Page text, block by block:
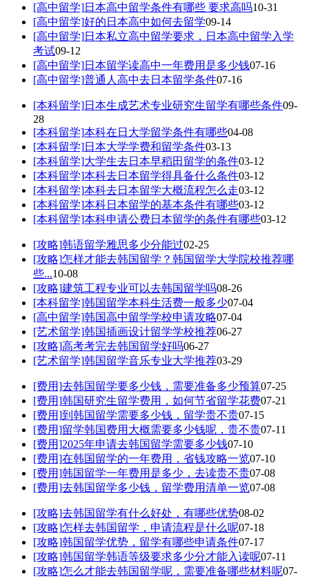
[高中留学]日本高中留学条件有哪些 要求高吗10-31
[高中留学]好的日本高中如何去留学09-14
[高中留学]日本私立高中留学要求，日本高中留学入学
考试09-12
[高中留学]日本留学读高中一年费用是多少钱07-16
[高中留学]普通人高中去日本留学条件07-16
[本科留学]日本生成艺术专业研究生留学有哪些条件09-
28
[本科留学]本科在日大学留学条件有哪些04-08
[本科留学]日本大学学费和留学条件03-13
[本科留学]大学生去日本早稻田留学的条件03-12
[本科留学]本科去日本留学得具备什么条件03-12
[本科留学]本科去日本留学大概流程怎么走03-12
[本科留学]本科日本留学的基本条件有哪些03-12
[本科留学]本科申请公费日本留学的条件有哪些03-12
[攻略]韩语留学雅思多少分能过02-25
[攻略]怎样才能去韩国留学？韩国留学大学院校推荐哪
些...10-08
[攻略]建筑工程专业可以去韩国留学吗08-26
[本科留学]韩国留学本科生活费一般多少07-04
[高中留学]韩国高中留学学校申请攻略07-04
[艺术留学]韩国插画设计留学学校推荐06-27
[攻略]高考考完去韩国留学好吗06-27
[艺术留学]韩国留学音乐专业大学推荐03-29
[费用]去韩国留学要多少钱，需要准备多少预算07-25
[费用]韩国研究生留学费用，如何节省留学花费07-21
[费用]到韩国留学需要多少钱，留学贵不贵07-15
[费用]留学韩国费用大概需要多少钱呢，贵不贵07-11
[费用]2025年申请去韩国留学需要多少钱07-10
[费用]在韩国留学的一年费用，省钱攻略一览07-10
[费用]韩国留学一年费用是多少，去读贵不贵07-08
[费用]去韩国留学多少钱，留学费用清单一览07-08
[攻略]去韩国留学有什么好处，有哪些优势08-02
[攻略]怎样去韩国留学，申请流程是什么呢07-18
[攻略]韩国留学优势，留学有哪些申请条件07-17
[攻略]韩国留学韩语等级要求多少分才能入读呢07-11
[攻略]怎么才能去韩国留学呢，需要准备哪些材料呢07-